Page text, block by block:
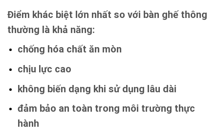
Điểm khác biệt lớn nhất so với bàn ghế thông
thường là khả năng:
chống hóa chất ăn mòn
chịu lực cao
không biến dạng khi sử dụng lâu dài
đảm bảo an toàn trong môi trường thực
hành